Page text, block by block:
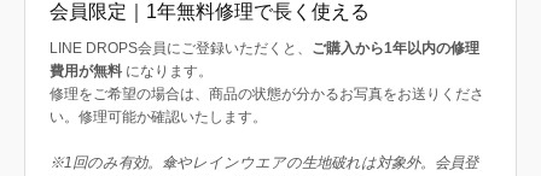
会員限定｜1年無料修理で長く使える
LINE DROPS会員にご登録いただくと、 ご購入から1年以内の修理
費用が無料 になります。
修理をご希望の場合は、商品の状態が分かるお写真をお送りくださ
い。修理可能か確認いたします。
※1回のみ有効。傘やレインウエアの生地破れは対象外。会員登